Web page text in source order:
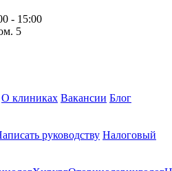
- 15:00
5
О клиниках Вакансии Блог
руководству Налоговый